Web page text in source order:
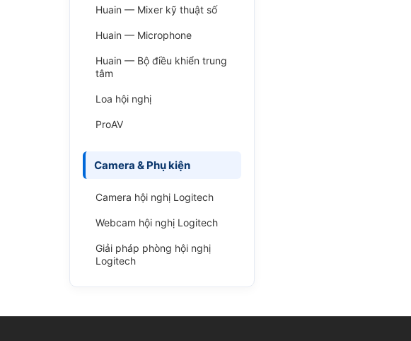
Huain — Mixer kỹ thuật số
Huain — Microphone
Huain — Bộ điều khiển trung
tâm
Loa hội nghị
ProAV
Camera & Phụ kiện
Camera hội nghị Logitech
Webcam hội nghị Logitech
Giải pháp phòng hội nghị
Logitech